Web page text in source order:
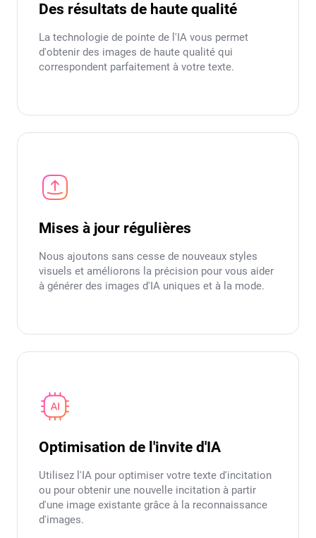
Des résultats de haute qualité
La technologie de pointe de l'IA vous permet
d'obtenir des images de haute qualité qui
correspondent parfaitement à votre texte.
Mises à jour régulières
Nous ajoutons sans cesse de nouveaux styles
visuels et améliorons la précision pour vous aider
à générer des images d'IA uniques et à la mode.
Optimisation de l'invite d'IA
Utilisez l'IA pour optimiser votre texte d'incitation
ou pour obtenir une nouvelle incitation à partir
d'une image existante grâce à la reconnaissance
d'images.